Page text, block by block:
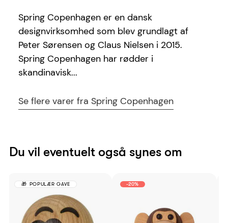
Spring Copenhagen er en dansk
designvirksomhed som blev grundlagt af
Peter Sørensen og Claus Nielsen i 2015.
Spring Copenhagen har rødder i
skandinavisk...
Se flere varer fra Spring Copenhagen
Du vil eventuelt også synes om
POPULÆR GAVE -20%